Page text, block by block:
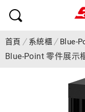
首頁 系統櫃 Blue-
Blue-Point 零件展示